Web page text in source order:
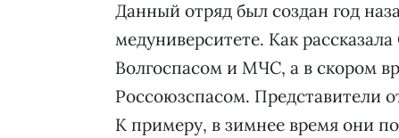
Данный отряд был создан год
медуниверситете. Как
Волгоспасом и МЧС, а в скором
Россоюзспасом. Представители
К примеру, в зимнее время они